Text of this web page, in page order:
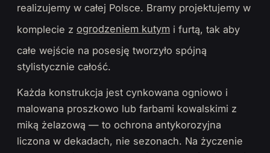
realizujemy w całej Polsce. Bramy projektujemy w
komplecie z ogrodzeniem kutym i furtą, tak aby
całe wejście na posesję tworzyło spójną
stylistycznie całość.
Każda konstrukcja jest cynkowana ogniowo i
malowana proszkowo lub farbami kowalskimi z
miką żelazową — to ochrona antykorozyjna
liczona w dekadach, nie sezonach. Na życzenie